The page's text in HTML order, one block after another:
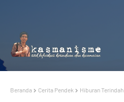
Beranda Cerita Pendek Hiburan Terindah